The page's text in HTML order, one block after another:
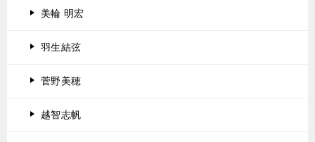
美輪 明宏
羽生結弦
菅野美穂
越智志帆